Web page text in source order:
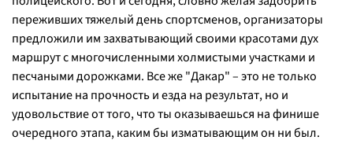
переживших тяжелый день спортсменов, организаторы
предложили им захватывающий своими красотами дух
маршрут с многочисленными холмистыми участками и
песчаными дорожками. Все же "Дакар" – это не только
испытание на прочность и езда на результат, но и
удовольствие от того, что ты оказываешься на финише
очередного этапа, каким бы изматывающим он ни был.